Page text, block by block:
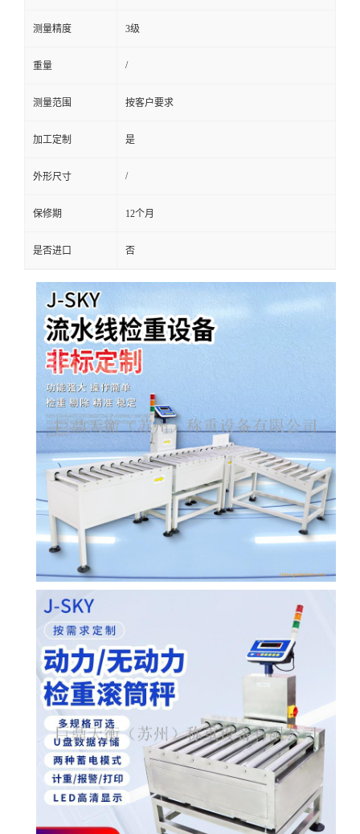
测量精度 3级
重量 /
测量范围 按客户要求
加工定制 是
外形尺寸 /
保修期 12个月
是否进口 否